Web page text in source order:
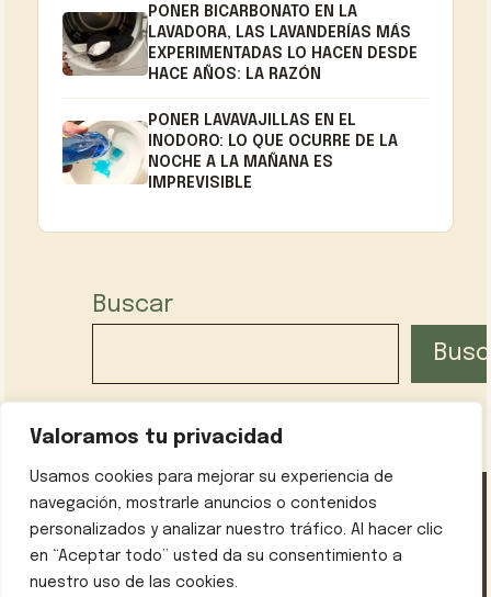
Valoramos tu privacidad
Usamos cookies para mejorar su experiencia de
navegación, mostrarle anuncios o contenidos
personalizados y analizar nuestro tráfico. Al hacer clic
en “Aceptar todo” usted da su consentimiento a
nuestro uso de las cookies.
PONER BICARBONATO EN LA
LAVADORA, LAS LAVANDERÍAS MÁS
EXPERIMENTADAS LO HACEN DESDE
HACE AÑOS: LA RAZÓN
PONER LAVAVAJILLAS EN EL
INODORO: LO QUE OCURRE DE LA
NOCHE A LA MAÑANA ES
IMPREVISIBLE
Buscar
Aviso legal